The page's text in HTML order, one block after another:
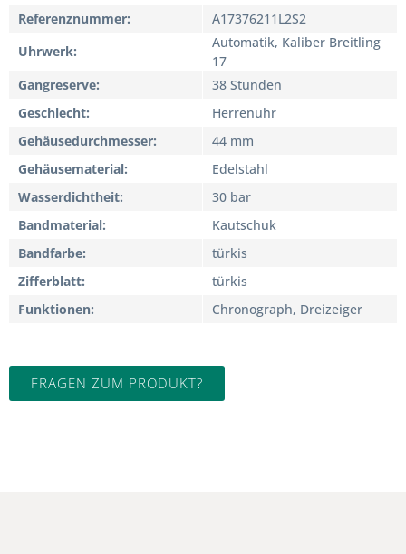
Referenznummer
A17376211L2S2
Uhrwerk
Automatik, Kaliber Breitling
17
Gangreserve
38 Stunden
Geschlecht
Herrenuhr
Gehäusedurchmesser
44 mm
Gehäusematerial
Edelstahl
Wasserdichtheit
30 bar
Bandmaterial
Kautschuk
Bandfarbe
türkis
Zifferblatt
türkis
Funktionen
Chronograph, Dreizeiger
FRAGEN ZUM PRODUKT?